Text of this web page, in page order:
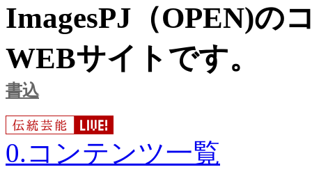
ImagesPJ（OPEN)の
WEBサイトです。
書込
0.コンテンツ一覧